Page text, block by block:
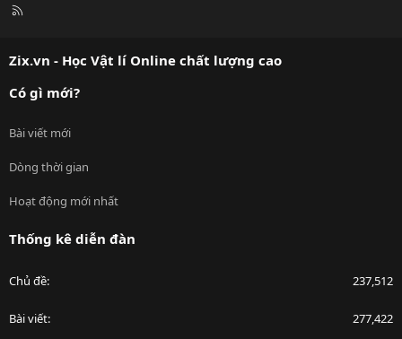
R
Zix.vn - Học Vật lí Online chất lượng cao
Có gì mới?
Bài viết mới
Dòng thời gian
Hoạt động mới nhất
Thống kê diễn đàn
Chủ đề 237,512
Bài viết 277,422